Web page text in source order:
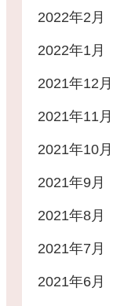
2022年2月
2022年1月
2021年12月
2021年11月
2021年10月
2021年9月
2021年8月
2021年7月
2021年6月